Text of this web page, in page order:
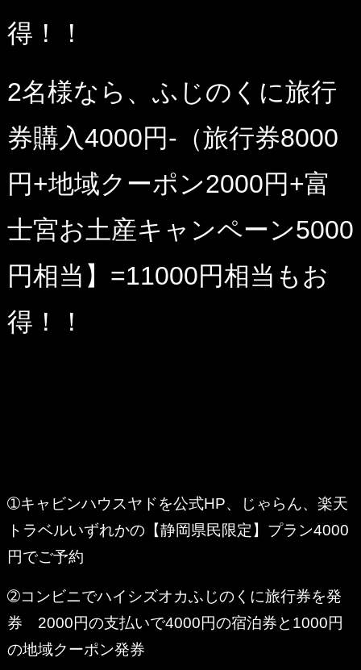
得！！
2名様なら、ふじのくに旅行
券購入4000円-（旅行券8000
円+地域クーポン2000円+富
士宮お土産キャンペーン5000
円相当】=11000円相当もお
得！！
➀キャビンハウスヤドを公式HP、じゃらん、楽天
トラベルいずれかの【静岡県民限定】プラン4000
円でご予約
➁コンビニでハイシズオカふじのくに旅行券を発
券 2000円の支払いで4000円の宿泊券と1000円
の地域クーポン発券